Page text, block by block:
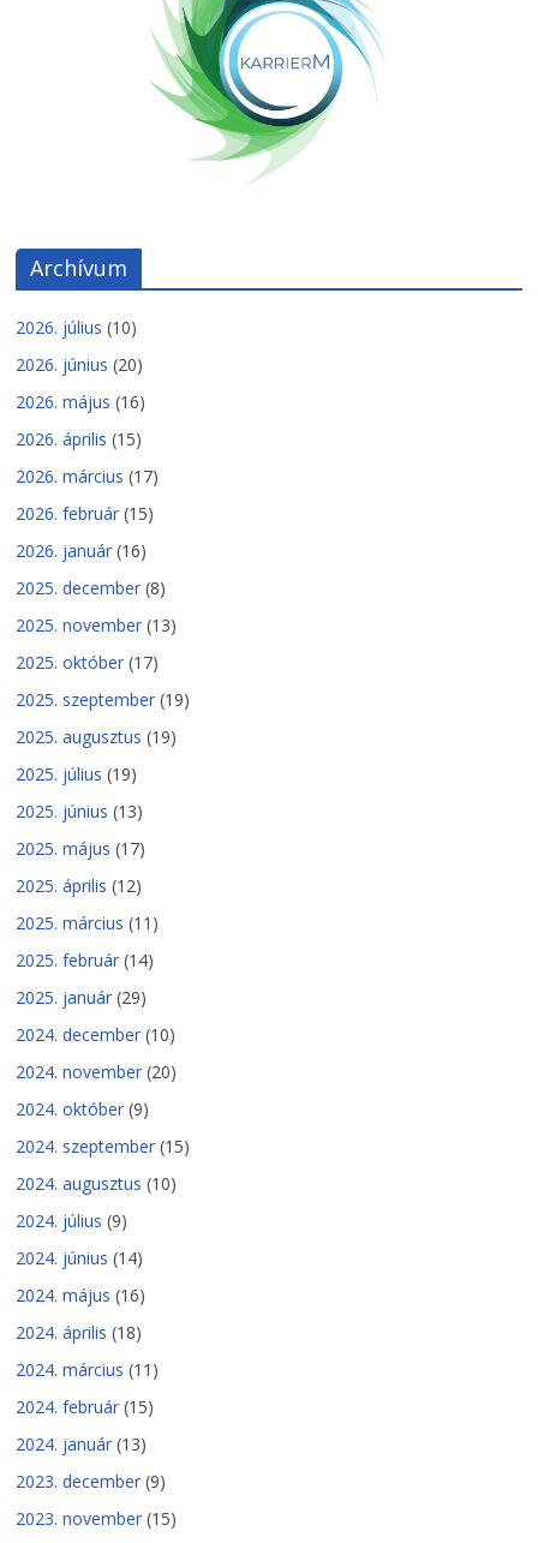
Archívum
2026. július (10)
2026. június (20)
2026. május (16)
2026. április (15)
2026. március (17)
2026. február (15)
2026. január (16)
2025. december (8)
2025. november (13)
2025. október (17)
2025. szeptember (19)
2025. augusztus (19)
2025. július (19)
2025. június (13)
2025. május (17)
2025. április (12)
2025. március (11)
2025. február (14)
2025. január (29)
2024. december (10)
2024. november (20)
2024. október (9)
2024. szeptember (15)
2024. augusztus (10)
2024. július (9)
2024. június (14)
2024. május (16)
2024. április (18)
2024. március (11)
2024. február (15)
2024. január (13)
2023. december (9)
2023. november (15)